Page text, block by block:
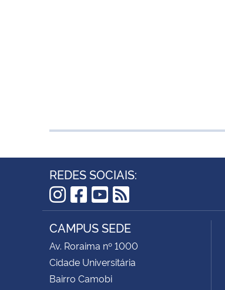
REDES SOCIAIS:
Instagram
Facebook
YouTube
RSS
CAMPUS SEDE
Av. Roraima nº 1000
Cidade Universitária
Bairro Camobi